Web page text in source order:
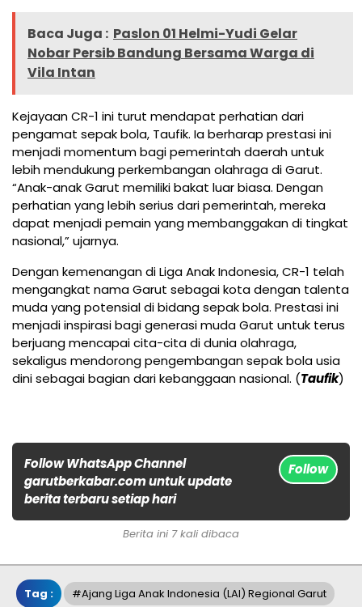
Baca Juga : Paslon 01 Helmi-Yudi Gelar
Nobar Persib Bandung Bersama Warga di
Vila Intan
Kejayaan CR-1 ini turut mendapat perhatian dari
pengamat sepak bola, Taufik. Ia berharap prestasi ini
menjadi momentum bagi pemerintah daerah untuk
lebih mendukung perkembangan olahraga di Garut.
“Anak-anak Garut memiliki bakat luar biasa. Dengan
perhatian yang lebih serius dari pemerintah, mereka
dapat menjadi pemain yang membanggakan di tingkat
nasional,” ujarnya.
Dengan kemenangan di Liga Anak Indonesia, CR-1 telah
mengangkat nama Garut sebagai kota dengan talenta
muda yang potensial di bidang sepak bola. Prestasi ini
menjadi inspirasi bagi generasi muda Garut untuk terus
berjuang mencapai cita-cita di dunia olahraga,
sekaligus mendorong pengembangan sepak bola usia
dini sebagai bagian dari kebanggaan nasional. (Taufik)
Follow WhatsApp Channel
garutberkabar.com untuk update
berita terbaru setiap hari
Follow
Berita ini 7 kali dibaca
Tag : #ajang Liga Anak Indonesia (LAI) Regional Garut